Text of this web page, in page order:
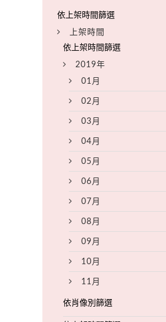
上架時間
2019年
01月
02月
03月
04月
05月
06月
07月
08月
09月
10月
11月